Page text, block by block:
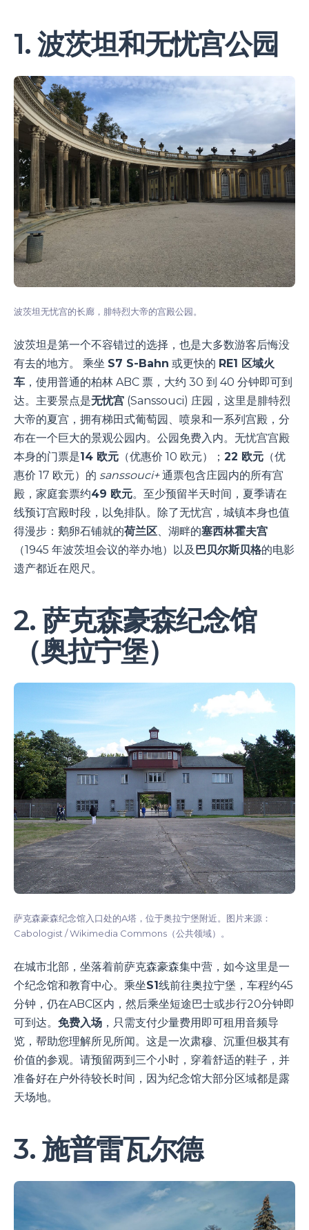
1. 波茨坦和无忧宫公园
波茨坦无忧宫的长廊，腓特烈大帝的宫殿公园。
波茨坦是第一个不容错过的选择，也是大多数游客后悔没
有去的地方。 乘坐 S7 S-Bahn 或更快的 RE1 区域火
车 ，使用普通的柏林 ABC 票，大约 30 到 40 分钟即可到
达。主要景点是无忧宫 (Sanssouci) 庄园，这里是腓特烈
大帝的夏宫，拥有梯田式葡萄园、喷泉和一系列宫殿，分
布在一个巨大的景观公园内。公园免费入内。无忧宫宫殿
本身的门票是14 欧元 （优惠价 10 欧元）； 22 欧元 （优
惠价 17 欧元）的 sanssouci+通票包含庄园内的所有宫
殿，家庭套票约49 欧元。至少预留半天时间，夏季请在
线预订宫殿时段，以免排队。除了无忧宫，城镇本身也值
得漫步：鹅卵石铺就的荷兰区、湖畔的塞西林霍夫宫
（1945 年波茨坦会议的举办地）以及 巴贝尔斯贝格的电影
遗产都近在咫尺。
2. 萨克森豪森纪念馆
（奥拉宁堡）
萨克森豪森纪念馆入口处的A塔，位于奥拉宁堡附近。图片来源：
Cabologist / Wikimedia Commons（公共领域）。
在城市北部，坐落着前萨克森豪森集中营，如今这里是一
个纪念馆和教育中心。乘坐S1线前往奥拉宁堡，车程约45
分钟，仍在ABC区内，然后乘坐短途巴士或步行20分钟即
可到达。 免费入场 ，只需支付少量费用即可租用音频导
览，帮助您理解所见所闻。这是一次肃穆、沉重但极其有
价值的参观。请预留两到三个小时，穿着舒适的鞋子，并
准备好在户外待较长时间，因为纪念馆大部分区域都是露
天场地。
3. 施普雷瓦尔德